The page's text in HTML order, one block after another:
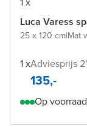
Luca Varess
25 x 120 cm|Mat
1 xAdviesprijs
135,-
Op voorraad